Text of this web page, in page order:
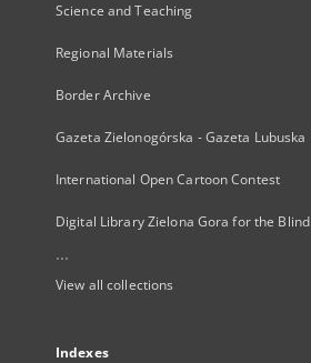
Science and Teaching
Regional Materials
Border Archive
Gazeta Zielonogórska - Gazeta Lubuska
International Open Cartoon Contest
Digital Library Zielona Gora for the Blind
...
View all collections
Indexes